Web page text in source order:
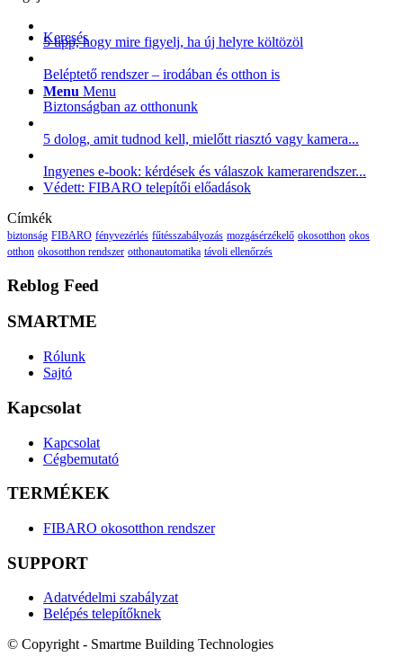
Keresés
Menu Menu
5 tipp, hogy mire figyelj, ha új helyre költözöl
Beléptető rendszer – irodában és otthon is
Biztonságban az otthonunk
5 dolog, amit tudnod kell, mielőtt riasztó vagy kamera...
Ingyenes e-book: kérdések és válaszok kamerarendszer...
Védett: FIBARO telepítői előadások
Címkék
biztonság FIBARO fényvezérlés fűtésszabályozás mozgásérzékelő okosotthon okos
otthon okosotthon rendszer otthonautomatika távoli ellenőrzés
Reblog Feed
SMARTME
Rólunk
Sajtó
Kapcsolat
Kapcsolat
Cégbemutató
TERMÉKEK
FIBARO okosotthon rendszer
SUPPORT
Adatvédelmi szabályzat
Belépés telepítőknek
© Copyright - Smartme Building Technologies